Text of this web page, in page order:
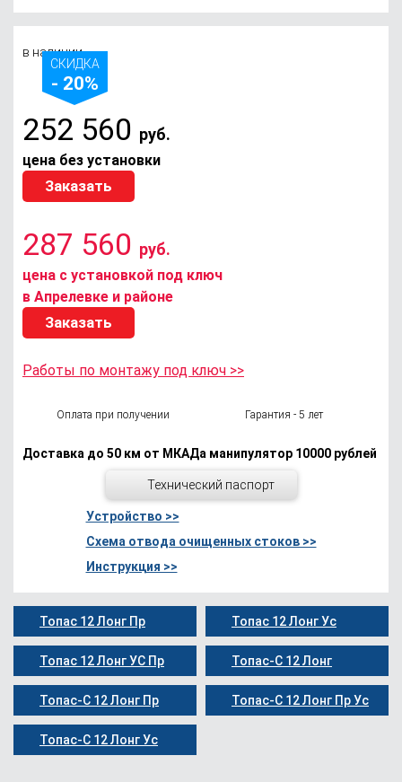
в наличии
СКИДКА
- 20%
252 560 руб.
цена без установки
Заказать
287 560 руб.
цена с установкой под ключ
в Апрелевке и районе
Заказать
Работы по монтажу под ключ >>
Оплата при получении Гарантия - 5 лет
Доставка до 50 км от МКАДа манипулятор 10000 рублей
Технический паспорт
Устройство >>
Схема отвода очищенных стоков >>
Инструкция >>
Топас 12 Лонг Пр Топас 12 Лонг Ус
Топас 12 Лонг УС Пр Топас-С 12 Лонг
Топас-С 12 Лонг Пр Топас-С 12 Лонг Пр Ус
Топас-С 12 Лонг Ус